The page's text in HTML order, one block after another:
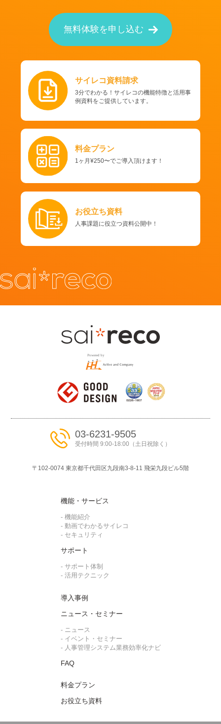
無料体験を申し込む
サイレコ資料請求
3分でわかる！サイレコの機能特徴と活用事
例資料をご提供しています。
料金プラン
1ヶ月¥250〜でご導入頂けます！
お役立ち資料
人事課題に役立つ資料公開中！
03-6231-9505
受付時間 9:00-18:00（土日祝除く）
〒102-0074 東京都千代⽥区九段南3-8-11 ⾶栄九段ビル5階
機能・サービス
- 機能紹介
- 動画でわかるサイレコ
- セキュリティ
サポート
- サポート体制
- 活用テクニック
導入事例
ニュース・セミナー
- ニュース
- イベント・セミナー
- 人事管理システム業務効率化ナビ
FAQ
料金プラン
お役立ち資料